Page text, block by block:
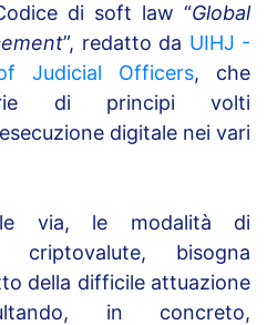
di soft law “Global
”, redatto da UIHJ -
Judicial Officers, che
di principi volti
digitale nei vari
via, le modalità di
criptovalute, bisogna
della difficile attuazione
in concreto,